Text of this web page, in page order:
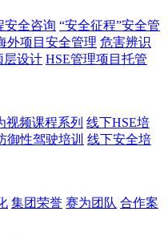
安全咨询 “安全征程”安全管
外项目安全管理 危害辨识
层设计 HSE管理项目托管
视频课程系列 线下HSE培
御性驾驶培训 线下安全培
集团荣誉 赛为团队 合作案